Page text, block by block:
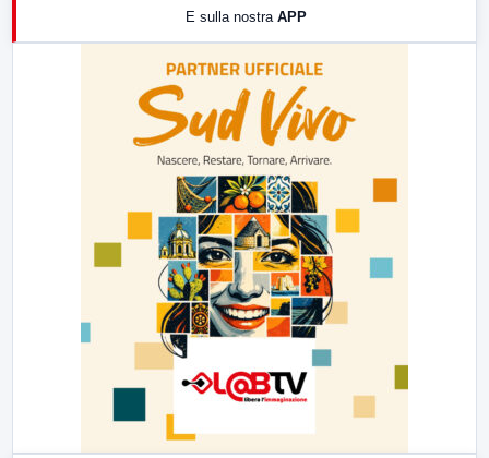
E sulla nostra APP